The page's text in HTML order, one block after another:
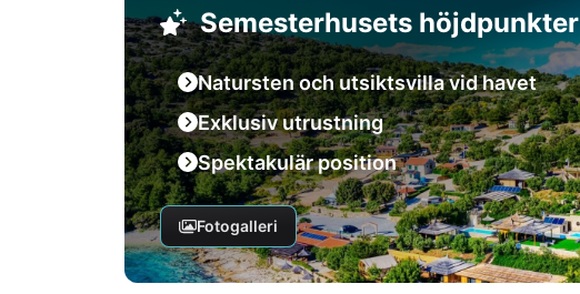
Semesterhusets höjdpunkter
Natursten och utsiktsvilla vid havet
Exklusiv utrustning
Spektakulär position
Fotogalleri